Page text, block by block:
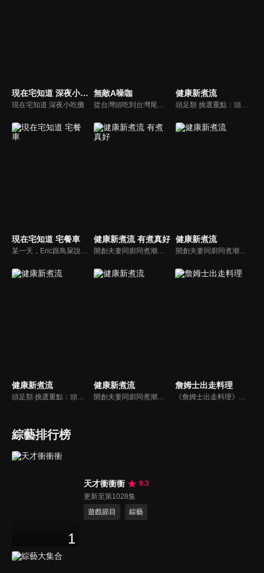
現在宅知道 深夜小吃攤
現在宅知道 深夜小吃攤
無敵A噪咖
從台灣頭吃到台灣尾，沒準備好你的肚子千萬別說台灣的美味你都吃過啦！無敵A噪咖這次精銳盡出、翻山越嶺，傳出台灣的好滋味，豐富、美味的畫面，傳遞噪咖對美食的用心，透過獨特的介紹方式，就要你吃得更有創意、更有趣！吃的更有內涵與層次喔！
健康新煮流
頭足類 挑選重點：頭足類利用清洗時去除內臟可以降低膽固醇的攝取。挑選雙眼清澈明亮，眼球稍微凸出，肉質結實有彈性為佳。身體具透明感，觸腕或是吸盤一碰到活體就會吸附住便是新鮮的。
現在宅知道 宅餐車
某一天，Eric跟鳥屎說：「哎~鳥屎我跟你說吼，我想在麥卡貝樓下開一個Bar.........」因此宅餐車就這麼誕生了！透過實境的拍攝手法，讓大家體驗最真實的餐車日記。跟著鳥屎、大魚走出攝影棚，喚起宅宅們的熱血，做菜給不同角落的人吃。千萬別錯過宅知道全新企劃「宅餐車」吧！
健康新煮流 有煮真好
開創夫妻同廚同煮潮流的KC夫婦，繼《健康醫食代》後，走出攝影棚，帶大家全台走透透，發掘上帝賞賜的美味食材，內容融合新加坡南洋風和客家純樸味，加上台灣獨特的閩南風情，互相激盪交織出的火花，打造出獨一無二的美食節目。
健康新煮流
開創夫妻同廚同煮潮流的KC夫婦，繼《健康醫食代》後，走出攝影棚，帶大家全台走透透，發掘上帝賞賜的美味食材，內容融合新加坡南洋風和客家純樸味，加上台灣獨特的閩南風情，互相激盪交織出的火花，打造出獨一無二的美食節目。
健康新煮流
頭足類 挑選重點：頭足類利用清洗時去除內臟可以降低膽固醇的攝取。挑選雙眼清澈明亮，眼球稍微凸出，肉質結實有彈性為佳。身體具透明感，觸腕或是吸盤一碰到活體就會吸附住便是新鮮的。
健康新煮流
開創夫妻同廚同煮潮流的KC夫婦，繼《健康醫食代》後，走出攝影棚，帶大家全台走透透，發掘上帝賞賜的美味食材，內容融合新加坡南洋風和客家純樸味，加上台灣獨特的閩南風情，互相激盪交織出的火花，打造出獨一無二的美食節目。
詹姆士出走料理
《詹姆士出走料理》以尋找詹姆士私廚菜單為節目主軸，為了尋找記憶中的美味料理，詹姆士將帶領大家探索市場，品嘗在地美味、尋訪料理達人，並在節目中展現特殊食材的處理方式、嘗試新的醬料或是新的料理作法，製作創意料理(料理教學)，最後在節目片尾時作出一道『詹姆士創意料理』。
綜藝排行榜
1
天才衝衝衝
9.3
更新至第1028集
遊戲節目
綜藝